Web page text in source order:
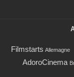
Filmstarts Allemagne
AdoroCinema